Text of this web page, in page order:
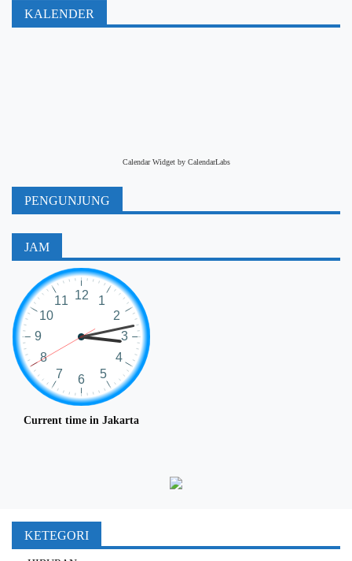
KALENDER
Calendar Widget by CalendarLabs
PENGUNJUNG
JAM
Current time in Jakarta
KETEGORI